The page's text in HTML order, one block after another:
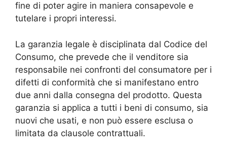
fine di poter agire in maniera consapevole e
tutelare i propri interessi.
La garanzia legale è disciplinata dal Codice del
Consumo, che prevede che il venditore sia
responsabile nei confronti del consumatore per i
difetti di conformità che si manifestano entro
due anni dalla consegna del prodotto. Questa
garanzia si applica a tutti i beni di consumo, sia
nuovi che usati, e non può essere esclusa o
limitata da clausole contrattuali.